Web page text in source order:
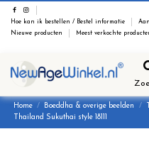
Hoe kan ik bestellen / Bestel informatie
Nieuwe producten
Meest verkochte
Home Boeddha & overige beelden
Thailand Sukuthai style 18111